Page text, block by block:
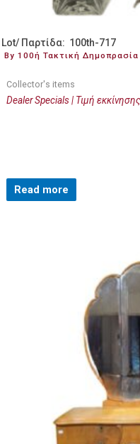
Lot/ Παρτίδα: 100th-717
By 100ή Τακτική
Collector's items
Dealer Specials | Τιμή
Read more